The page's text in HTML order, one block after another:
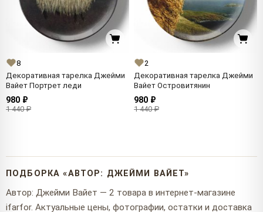
8
Декоративная тарелка Джейми
Вайет Портрет леди
980 ₽
1 440 ₽
2
Декоративная тарелка Джейми
Вайет Островитянин
980 ₽
1 440 ₽
ПОДБОРКА «АВТОР: ДЖЕЙМИ ВАЙЕТ»
Автор: Джейми Вайет — 2 товара в интернет-магазине
ifarfor. Актуальные цены, фотографии, остатки и доставка